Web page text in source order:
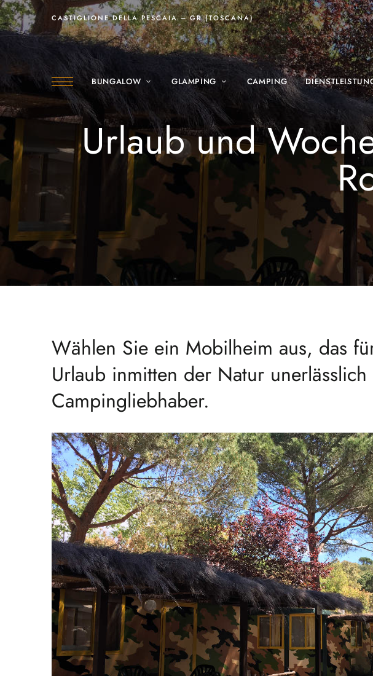
CASTIGLIONE DELLA PESCAIA – GR (TOSCANA)
BUNGALOW GLAMPING CAMPING
Urlaub und
Wählen Sie ein Mobilheim aus, das
Urlaub inmitten der Natur
Campingliebhaber.